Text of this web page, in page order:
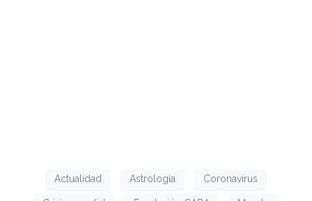
Actualidad Astrología Coronavirus